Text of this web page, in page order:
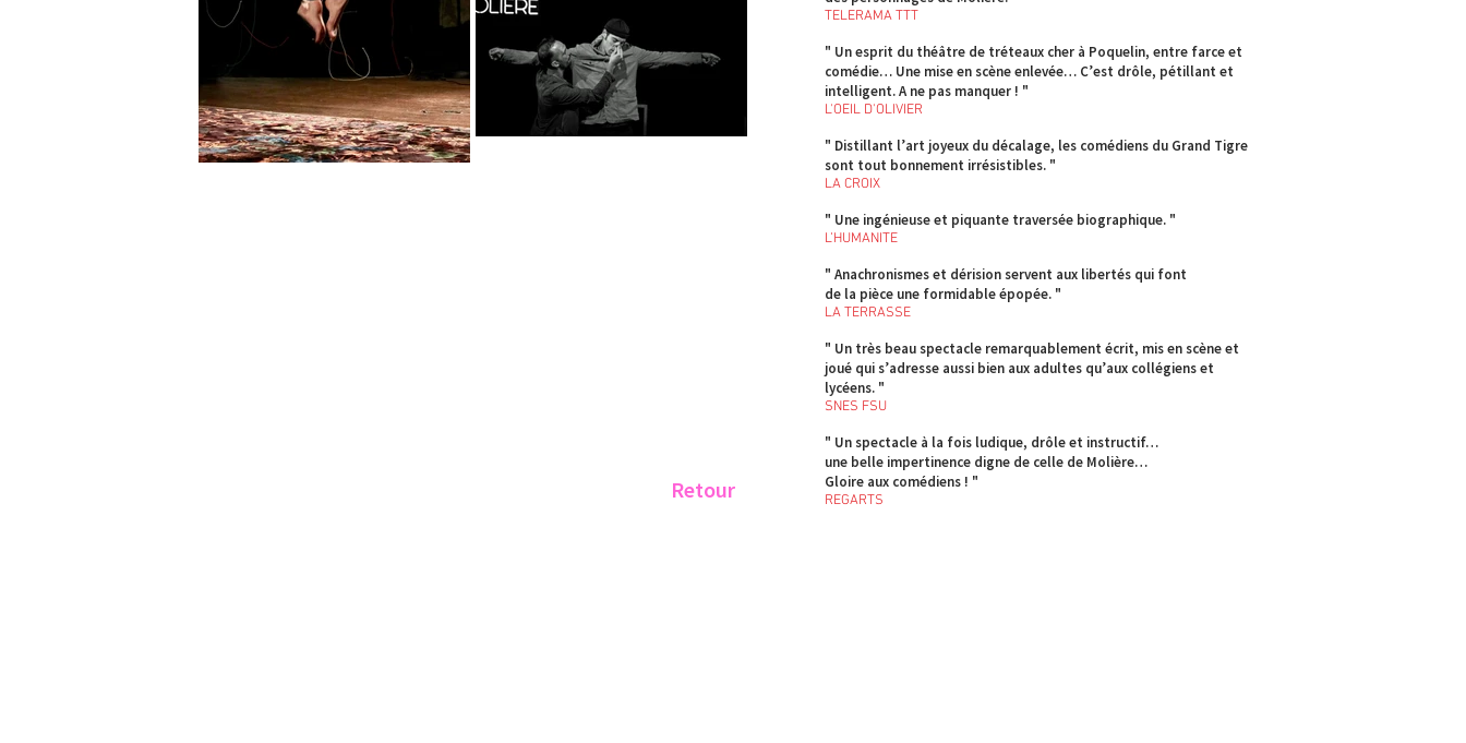
Retour
TELERAMA TTT
" Un esprit du théâtre de tréteaux cher à Poquelin, entre farce et
comédie… Une mise en scène enlevée… C’est drôle, pétillant et
intelligent. A ne pas manquer ! "
L'OEIL D'OLIVIER
" Distillant l’art joyeux du décalage, les comédiens du Grand Tigre
sont tout bonnement irrésistibles. "
LA CROIX
" Une ingénieuse et piquante traversée biographique. "
L’HUMANITE
" Anachronismes et dérision servent aux libertés qui font
de la pièce une formidable épopée. "
LA TERRASSE
" Un très beau spectacle remarquablement écrit, mis en scène et
joué qui s’adresse aussi bien aux adultes qu’aux collégiens et
lycéens. "
SNES FSU
" Un spectacle à la fois ludique, drôle et instructif…
une belle impertinence digne de celle de Molière…
Gloire aux comédiens ! "
REGARTS